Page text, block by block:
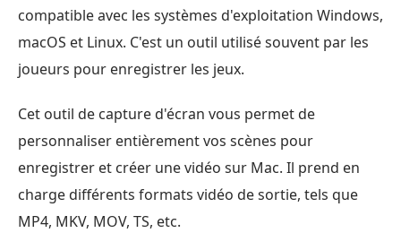
compatible avec les systèmes d'exploitation Windows,
macOS et Linux. C'est un outil utilisé souvent par les
joueurs pour enregistrer les jeux.
Cet outil de capture d'écran vous permet de
personnaliser entièrement vos scènes pour
enregistrer et créer une vidéo sur Mac. Il prend en
charge différents formats vidéo de sortie, tels que
MP4, MKV, MOV, TS, etc.